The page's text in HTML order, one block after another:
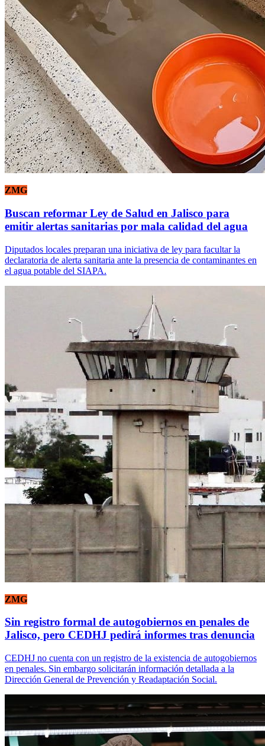
ZMG
Buscan reformar Ley de Salud en Jalisco para
emitir alertas sanitarias por mala calidad del agua
Diputados locales preparan una iniciativa de ley para facultar la
declaratoria de alerta sanitaria ante la presencia de contaminantes en
el agua potable del SIAPA.
ZMG
Sin registro formal de autogobiernos en penales de
Jalisco, pero CEDHJ pedirá informes tras denuncia
CEDHJ no cuenta con un registro de la existencia de autogobiernos
en penales. Sin embargo solicitarán información detallada a la
Dirección General de Prevención y Readaptación Social.